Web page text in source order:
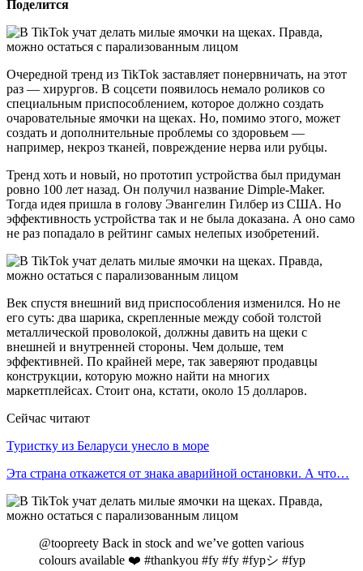
Поделится
Очередной тренд из TikTok заставляет понервничать, на этот
раз — хирургов. В соцсети появилось немало роликов со
специальным приспособлением, которое должно создать
очаровательные ямочки на щеках. Но, помимо этого, может
создать и дополнительные проблемы со здоровьем —
например, некроз тканей, повреждение нерва или рубцы.
Тренд хоть и новый, но прототип устройства был придуман
ровно 100 лет назад. Он получил название Dimple-Maker.
Тогда идея пришла в голову Эвангелин Гилбер из США. Но
эффективность устройства так и не была доказана. А оно само
не раз попадало в рейтинг самых нелепых изобретений.
Век спустя внешний вид приспособления изменился. Но не
его суть: два шарика, скрепленные между собой толстой
металлической проволокой, должны давить на щеки с
внешней и внутренней стороны. Чем дольше, тем
эффективней. По крайней мере, так заверяют продавцы
конструкции, которую можно найти на многих
маркетплейсах. Стоит она, кстати, около 15 долларов.
Сейчас читают
Туристку из Беларуси унесло в море
Эта страна откажется от знака аварийной остановки. А что…
@toopreety Back in stock and we’ve gotten various
colours available ❤️ #thankyou #fy #fy #fypシ #fyp